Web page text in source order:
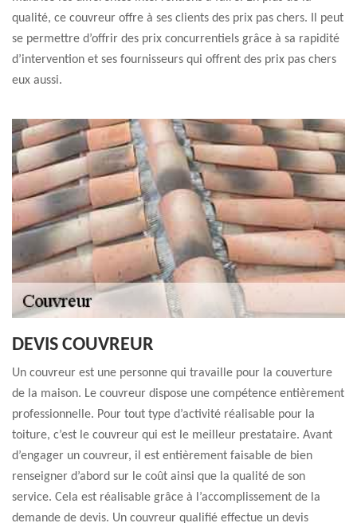
qualité, ce couvreur offre à ses clients des prix pas chers. Il peut
se permettre d’offrir des prix concurrentiels grâce à sa rapidité
d’intervention et ses fournisseurs qui offrent des prix pas chers
eux aussi.
DEVIS COUVREUR
Un couvreur est une personne qui travaille pour la couverture
de la maison. Le couvreur dispose une compétence entièrement
professionnelle. Pour tout type d’activité réalisable pour la
toiture, c’est le couvreur qui est le meilleur prestataire. Avant
d’engager un couvreur, il est entièrement faisable de bien
renseigner d’abord sur le coût ainsi que la qualité de son
service. Cela est réalisable grâce à l’accomplissement de la
demande de devis. Un couvreur qualifié effectue un devis